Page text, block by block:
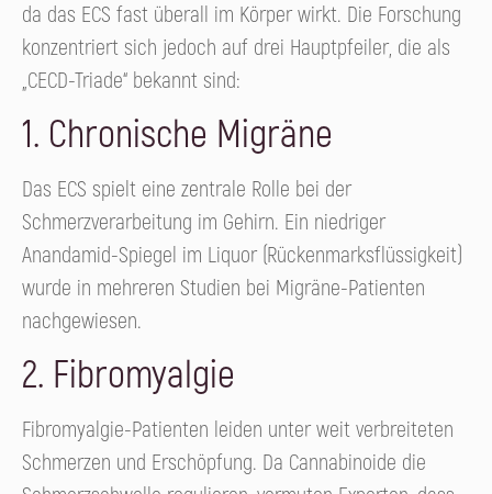
da das ECS fast überall im Körper wirkt. Die Forschung
konzentriert sich jedoch auf drei Hauptpfeiler, die als
„CECD-Triade“ bekannt sind:
1. Chronische Migräne
Das ECS spielt eine zentrale Rolle bei der
Schmerzverarbeitung im Gehirn. Ein niedriger
Anandamid-Spiegel im Liquor (Rückenmarksflüssigkeit)
wurde in mehreren Studien bei Migräne-Patienten
nachgewiesen.
2. Fibromyalgie
Fibromyalgie-Patienten leiden unter weit verbreiteten
Schmerzen und Erschöpfung. Da Cannabinoide die